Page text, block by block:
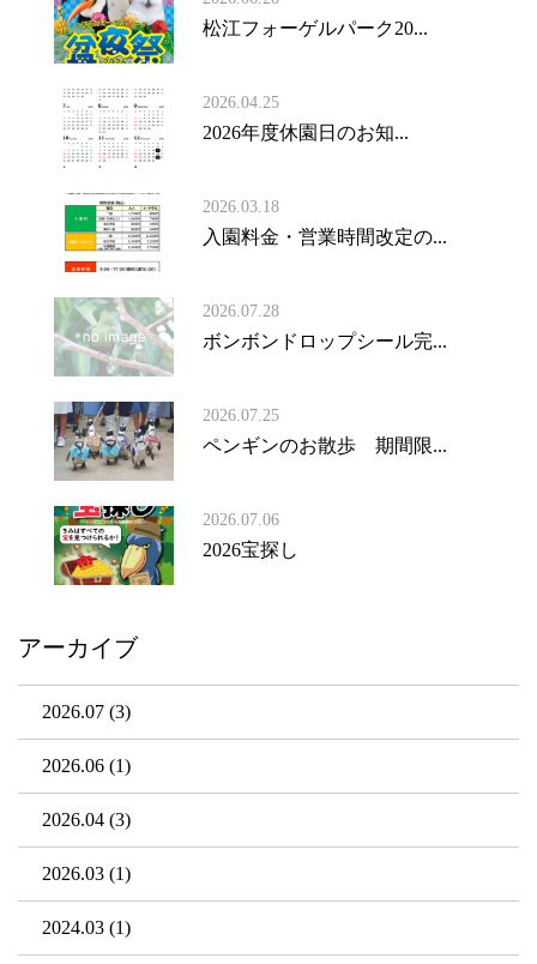
松江フォーゲルパーク20...
2026.04.25
2026年度休園日のお知...
2026.03.18
入園料金・営業時間改定の...
2026.07.28
ボンボンドロップシール完...
2026.07.25
ペンギンのお散歩 期間限...
2026.07.06
2026宝探し
アーカイブ
2026.07 (3)
2026.06 (1)
2026.04 (3)
2026.03 (1)
2024.03 (1)